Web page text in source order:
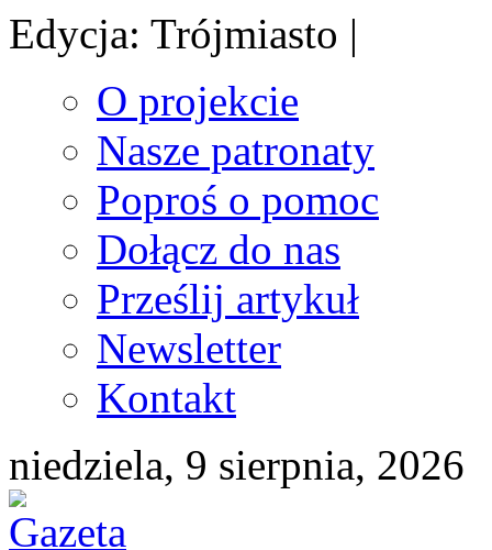
Edycja: Trójmiasto |
O projekcie
Nasze patronaty
Poproś o pomoc
Dołącz do nas
Prześlij artykuł
Newsletter
Kontakt
niedziela, 9 sierpnia, 2026